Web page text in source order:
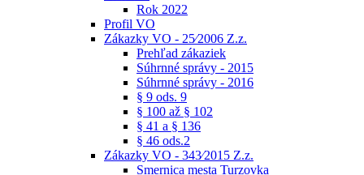
Rok 2022
Profil VO
Zákazky VO - 25⁄2006 Z.z.
Prehľad zákaziek
Súhrnné správy - 2015
Súhrnné správy - 2016
§ 9 ods. 9
§ 100 až § 102
§ 41 a § 136
§ 46 ods.2
Zákazky VO - 343⁄2015 Z.z.
Smernica mesta Turzovka